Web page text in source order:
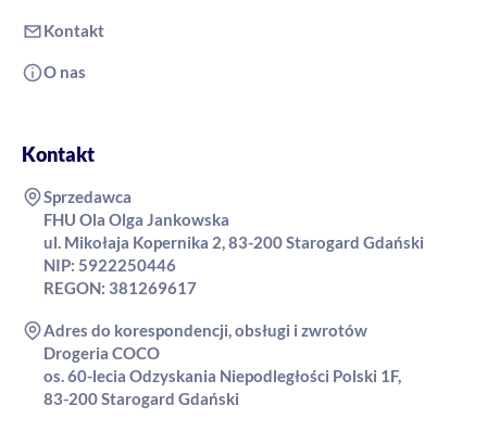
Kontakt
O nas
Kontakt
Sprzedawca
FHU Ola Olga Jankowska
ul. Mikołaja Kopernika 2, 83-200 Starogard Gdański
NIP: 5922250446
REGON: 381269617
Adres do korespondencji, obsługi i zwrotów
Drogeria COCO
os. 60-lecia Odzyskania Niepodległości Polski 1F,
83-200 Starogard Gdański